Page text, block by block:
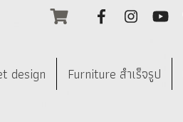
design Furniture สำเร็จรูป